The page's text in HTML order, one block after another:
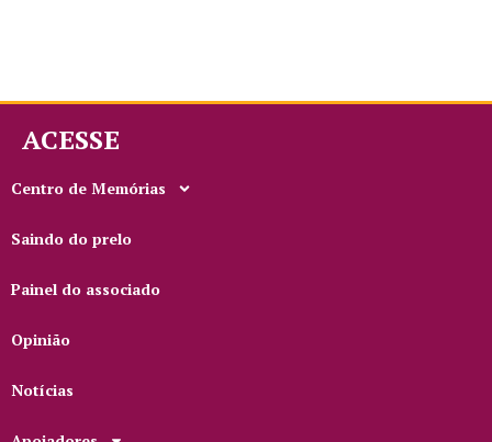
ACESSE
Centro de Memórias
Saindo do prelo
Painel do associado
Opinião
Notícias